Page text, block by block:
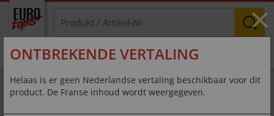
MENU
Wandlungsfähiger City Rucksack
×
ONTBREKENDE VERTALING
Helaas is er geen Nederlandse vertaling beschikbaar voor dit
product. De Franse inhoud wordt weergegeven.